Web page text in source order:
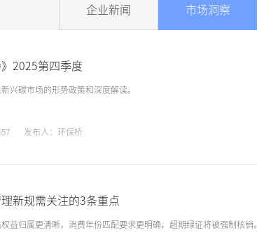
企业新闻 市场洞察
》2025第四季度
兴碳市场的形势政策和深度解读。
发布人：环保桥
新规需关注的3条重点
益归属更清晰，消费年份匹配要求更明确，超期绿证将被强制核销。